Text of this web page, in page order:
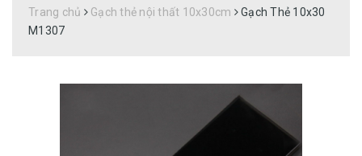
Trang chủ Gạch thẻ nội thất 10x30cm
Gạch Thẻ 10x30
M1307